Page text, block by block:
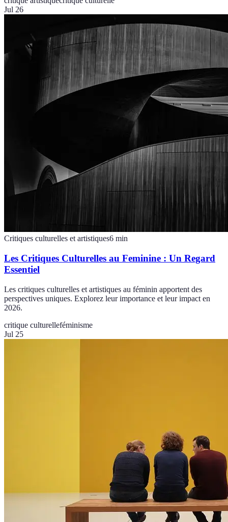
Jul 26
Critiques culturelles et artistiques6 min
Les Critiques Culturelles au Feminine : Un Regard
Essentiel
Les critiques culturelles et artistiques au féminin apportent des
perspectives uniques. Explorez leur importance et leur impact en
2026.
critique culturelleféminisme
Jul 25